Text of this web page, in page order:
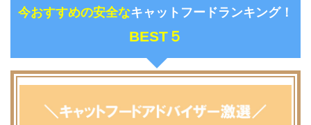
今おすすめの安全なキャットフードランキング！
BEST５